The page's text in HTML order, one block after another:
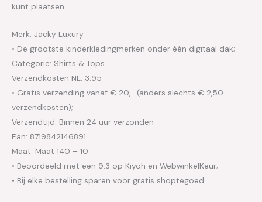
kunt plaatsen.
Merk: Jacky Luxury
• De grootste kinderkledingmerken onder één digitaal dak;
Categorie: Shirts & Tops
Verzendkosten NL: 3.95
• Gratis verzending vanaf € 20,- (anders slechts € 2,50
verzendkosten);
Verzendtijd: Binnen 24 uur verzonden
Ean: 8719842146891
Maat: Maat 140 – 10
• Beoordeeld met een 9.3 op Kiyoh en WebwinkelKeur;
• Bij elke bestelling sparen voor gratis shoptegoed.